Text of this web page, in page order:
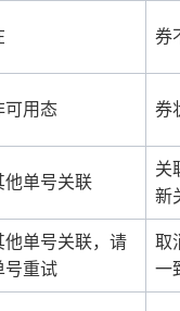
券
可用态 券
他单号关联
关
新
他单号关联，请
号重试
取
一